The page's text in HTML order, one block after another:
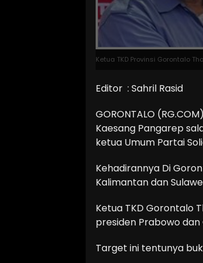
Ketua TKD Provinsi Gorontalo
Editor : Sahril Rasid
GORONTALO
Kaesang Pangarep
ketua Umum Partai
Kehadirannya Di
Kalimantan dan
Ketua TKD Gorontalo
presiden Prabowo
Target ini tentunya